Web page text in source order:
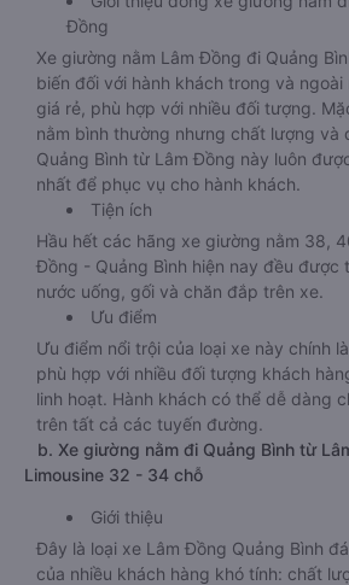
Đồng
Xe giường nằm Lâm Đồng đi Quảng
biến đối với hành khách trong và ngoài
giá rẻ, phù hợp với nhiều đối tượng.
nằm bình thường nhưng chất lượng và
Quảng Bình từ Lâm Đồng này luôn
nhất để phục vụ cho hành khách.
Tiện ích
Hầu hết các hãng xe giường nằm 38,
Đồng - Quảng Bình hiện nay đều được
nước uống, gối và chăn đắp trên xe.
Ưu điểm
Ưu điểm nổi trội của loại xe này chính
phù hợp với nhiều đối tượng khách
linh hoạt. Hành khách có thể dễ dàng
trên tất cả các tuyến đường.
b. Xe giường nằm đi Quảng Bình từ
Limousine 32 - 34 chỗ
Giới thiệu
Đây là loại xe Lâm Đồng Quảng Bình
của nhiều khách hàng khó tính: chất